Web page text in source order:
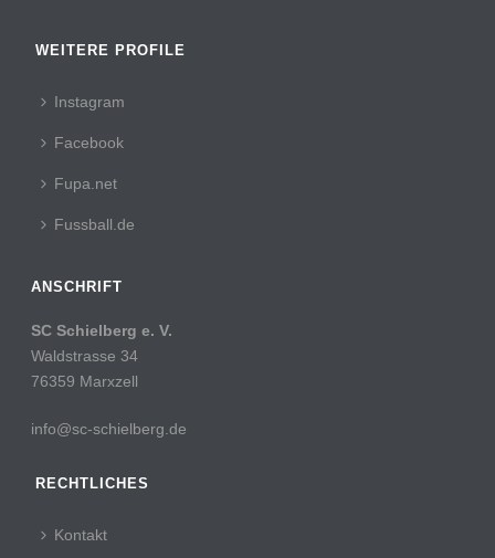
WEITERE PROFILE
Instagram
Facebook
Fupa.net
Fussball.de
ANSCHRIFT
SC Schielberg e. V.
Waldstrasse 34
76359 Marxzell
info@sc-schielberg.de
RECHTLICHES
Kontakt